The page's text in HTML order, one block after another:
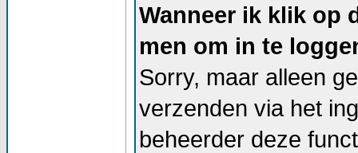
Wanneer ik klik op
men om in te
Sorry, maar alleen
verzenden via het
beheerder deze